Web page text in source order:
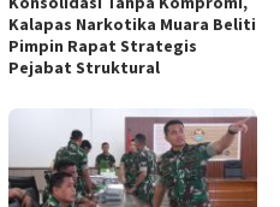
Kalapas Narkotika Muara Beliti
Pimpin Rapat Strategis
Pejabat Struktural